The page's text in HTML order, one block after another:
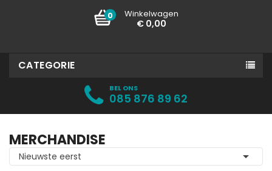
Winkelwagen
0
€ 0,00
CATEGORIE
BEL ONS
085 876 89 62
MERCHANDISE
Nieuwste eerst 